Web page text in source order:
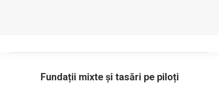
Fundații mixte și tasări pe piloți